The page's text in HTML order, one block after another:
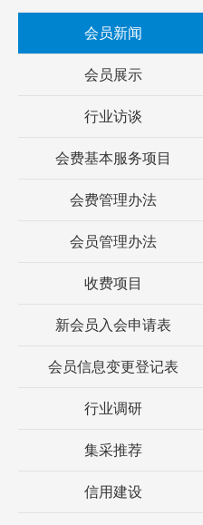
会员新闻
会员展示
行业访谈
会费基本服务项目
会费管理办法
会员管理办法
收费项目
新会员入会申请表
会员信息变更登记表
行业调研
集采推荐
信用建设